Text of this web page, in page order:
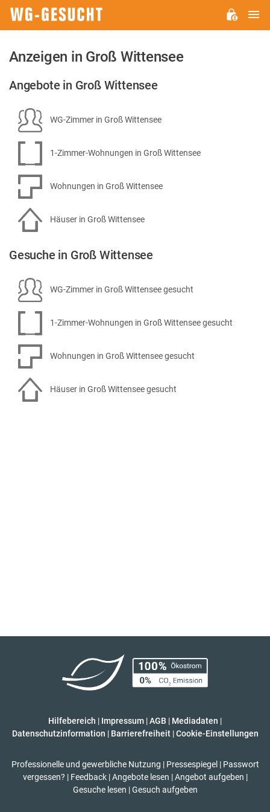
Anzeigen in Groß Wittensee
Angebote in Groß Wittensee
WG-Zimmer in Groß Wittensee
1-Zimmer-Wohnungen in Groß Wittensee
Wohnungen in Groß Wittensee
Häuser in Groß Wittensee
Gesuche in Groß Wittensee
WG-Zimmer in Groß Wittensee gesucht
1-Zimmer-Wohnungen in Groß Wittensee gesucht
Wohnungen in Groß Wittensee gesucht
Häuser in Groß Wittensee gesucht
Hilfebereich | Impressum |AGB | Mediadaten |
Datenschutzinformation | Barrierefreiheit | Cookie-Einstellungen
Professionelle und gewerbliche Nutzung | Pressespiegel | Passwort
vergessen? | Feedback | Angebote lesen | Angebot aufgeben |
Gesuche lesen | Gesuch aufgeben